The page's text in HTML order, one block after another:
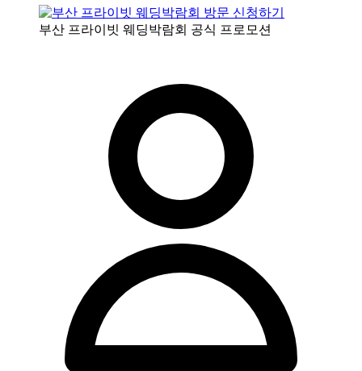
부산 프라이빗 웨딩박람회 공식 프로모션